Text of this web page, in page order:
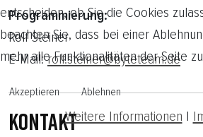
Programmierung:
Rolf Steiner
E-Mail:rolf.steiner@byteteam.de
Kontakt
entscheiden, ob Sie die Cookies
beachten Sie, dass bei einer
mehr alle Funktionalitäten der Seite
Akzeptieren Ablehnen
Weitere Informationen |